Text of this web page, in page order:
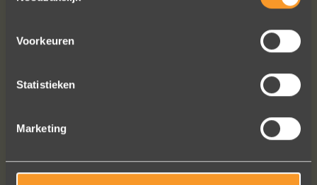
Voorkeuren
Statistieken
Marketing